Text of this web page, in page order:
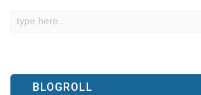
BLOGROLL